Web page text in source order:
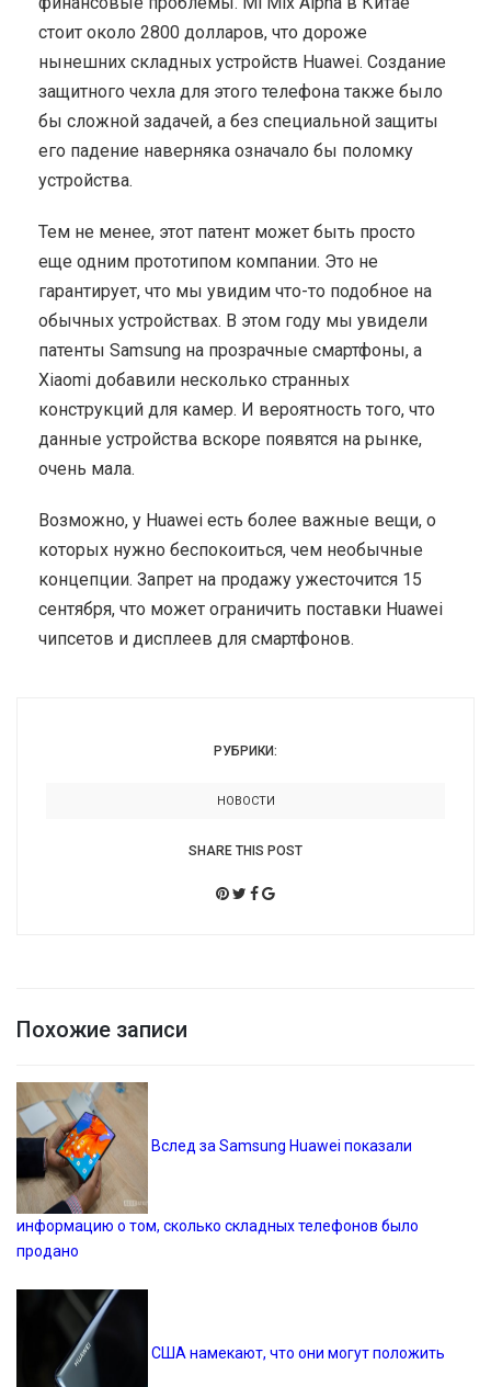
стоит около 2800 долларов, что дороже
нынешних складных устройств Huawei. Создание
защитного чехла для этого телефона также было
бы сложной задачей, а без специальной защиты
его падение наверняка означало бы поломку
устройства.
Тем не менее, этот патент может быть просто
еще одним прототипом компании. Это не
гарантирует, что мы увидим что-то подобное на
обычных устройствах. В этом году мы увидели
патенты Samsung на прозрачные смартфоны, а
Xiaomi добавили несколько странных
конструкций для камер. И вероятность того, что
данные устройства вскоре появятся на рынке,
очень мала.
Возможно, у Huawei есть более важные вещи, о
которых нужно беспокоиться, чем необычные
концепции. Запрет на продажу ужесточится 15
сентября, что может ограничить поставки Huawei
чипсетов и дисплеев для смартфонов.
РУБРИКИ:
НОВОСТИ
SHARE THIS POST
Похожие записи
Вслед за Samsung Huawei показали
информацию о том, сколько складных телефонов было
продано
США намекают, что они могут положить